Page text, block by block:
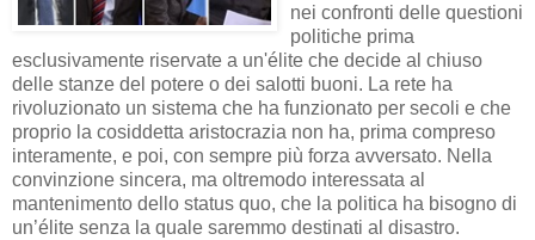
nei confronti delle questioni
politiche prima
esclusivamente riservate a un'élite che decide al chiuso
delle stanze del potere o dei salotti buoni. La rete ha
rivoluzionato un sistema che ha funzionato per secoli e che
proprio la cosiddetta aristocrazia non ha, prima compreso
interamente, e poi, con sempre più forza avversato. Nella
convinzione sincera, ma oltremodo interessata al
mantenimento dello status quo, che la politica ha bisogno di
un’élite senza la quale saremmo destinati al disastro.